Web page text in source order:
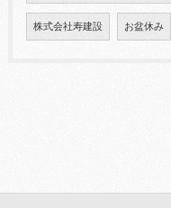
株式会社寿建設 お盆休み